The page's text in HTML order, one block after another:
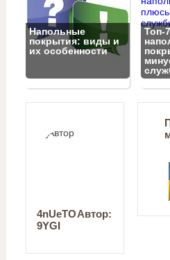
Напольные
покрытия: виды и
их особенности
Автор:
4nUeTO
9YGI